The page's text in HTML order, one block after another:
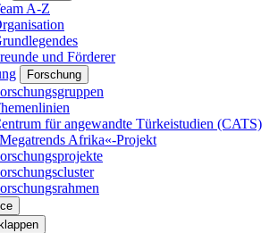
A-Z
und Förderer
Forschung
für angewandte Türkeistudien (CATS)
Afrika«-Projekt